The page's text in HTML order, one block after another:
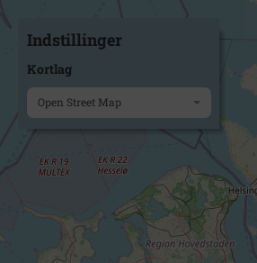
Indstillinger
Kortlag
Open Street Map